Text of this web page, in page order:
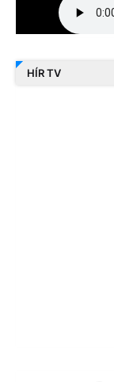
HÍR TV